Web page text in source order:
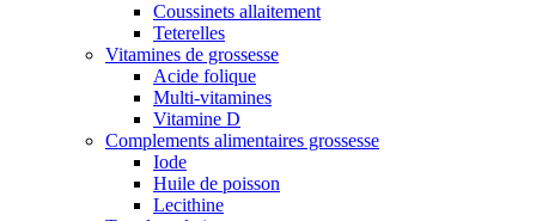
Coussinets allaitement
Teterelles
Vitamines de grossesse
Acide folique
Multi-vitamines
Vitamine D
Complements alimentaires grossesse
Iode
Huile de poisson
Lecithine